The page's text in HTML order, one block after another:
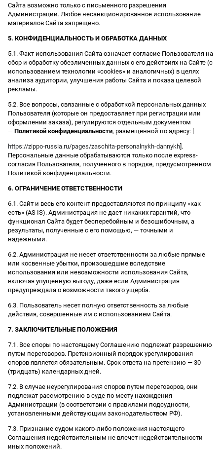
Сайта возможно только с письменного разрешения
Администрации. Любое несанкционированное использование
материалов Сайта запрещено.
5. КОНФИДЕНЦИАЛЬНОСТЬ И ОБРАБОТКА ДАННЫХ
5.1. Факт использования Сайта означает согласие Пользователя на
сбор и обработку обезличенных данных о его действиях на Сайте (с
использованием технологии «cookies» и аналогичных) в целях
анализа аудитории, улучшения работы Сайта и показа целевой
рекламы.
5.2. Все вопросы, связанные с обработкой персональных данных
Пользователя (которые он предоставляет при регистрации или
оформлении заказа), регулируются отдельным документом
— Политикой конфиденциальности, размещенной по адресу: [
https://zippo-russia.ru/pages/zaschita-personalnykh-dannykh ].
Персональные данные обрабатываются только после express-
согласия Пользователя, полученного в порядке, предусмотренном
Политикой конфиденциальности.
6. ОГРАНИЧЕНИЕ ОТВЕТСТВЕННОСТИ
6.1. Сайт и весь его контент предоставляются по принципу «как
есть» (AS IS). Администрация не дает никаких гарантий, что
функционал Сайта будет бесперебойным и безошибочным, а
результаты, полученные с его помощью, — точными и
надежными.
6.2. Администрация не несет ответственности за любые прямые
или косвенные убытки, произошедшие вследствие
использования или невозможности использования Сайта,
включая упущенную выгоду, даже если Администрация
предупреждала о возможности такого ущерба.
6.3. Пользователь несет полную ответственность за любые
действия, совершенные им с использованием Сайта.
7. ЗАКЛЮЧИТЕЛЬНЫЕ ПОЛОЖЕНИЯ
7.1. Все споры по настоящему Соглашению подлежат разрешению
путем переговоров. Претензионный порядок урегулирования
споров является обязательным. Срок ответа на претензию — 30
(тридцать) календарных дней.
7.2. В случае неурегулирования споров путем переговоров, они
подлежат рассмотрению в суде по месту нахождения
Администрации (в соответствии с правилами подсудности,
установленными действующим законодательством РФ).
7.3. Признание судом какого-либо положения настоящего
Соглашения недействительным не влечет недействительности
иных положений.